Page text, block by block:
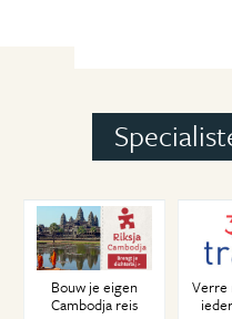
Bouw je eigen
Cambodja reis
Verre